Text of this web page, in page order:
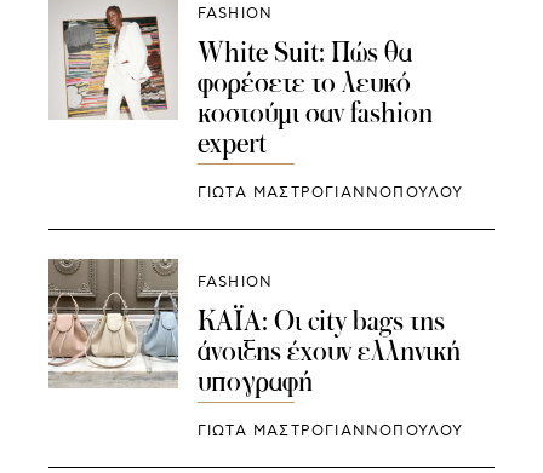
FASHION
White Suit: Πώς θα
φορέσετε το λευκό
κοστούμι σαν fashion
expert
ΓΙΩΤΑ ΜΑΣΤΡΟΓΙΑΝΝΟΠΟΥΛΟΥ
FASHION
ΚΑΪΑ: Οι city bags της
άνοιξης έχουν ελληνική
υπογραφή
ΓΙΩΤΑ ΜΑΣΤΡΟΓΙΑΝΝΟΠΟΥΛΟΥ